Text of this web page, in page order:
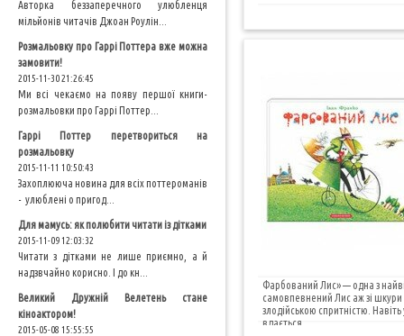
Фарбований Лис» — одна з
самовпевнений Лис аж зі
злодійською спритністю.
вдається...
Авторка беззаперечного улюбленця
мільйонів читачів Джоан Роулін...
Розмальовку про Гаррі Поттера вже можна
замовити!
2015-11-30 21:26:45
Ми всі чекаємо на появу першої книги-
розмальовки про Гаррі Поттер...
Гаррі Поттер перетвориться на
розмальовку
2015-11-11 10:50:43
Захоплююча новина для всіх поттероманів
- улюблені о пригод...
Для мамусь: як полюбити читати із дітками
2015-11-09 12:03:32
Читати з дітками не лише приємно, а й
надзвчайно корисно. І до кн...
Великий Дружній Велетень стане
кіноактором!
2015-05-08 15:55:55